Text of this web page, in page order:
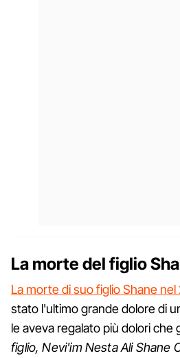
La morte del figlio
La morte di suo figlio Shane nel
stato l'ultimo grande dolore di
le aveva regalato più dolori che
figlio, Nevi'im Nesta Ali Shane